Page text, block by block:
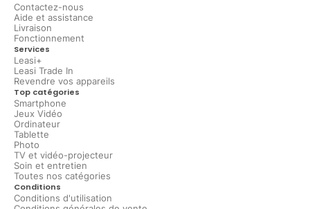
Contactez-nous
Aide et assistance
Livraison
Fonctionnement
Services
Leasi+
Leasi Trade In
Revendre vos appareils
Top catégories
Smartphone
Jeux Vidéo
Ordinateur
Tablette
Photo
TV et vidéo-projecteur
Soin et entretien
Toutes nos catégories
Conditions
Conditions d'utilisation